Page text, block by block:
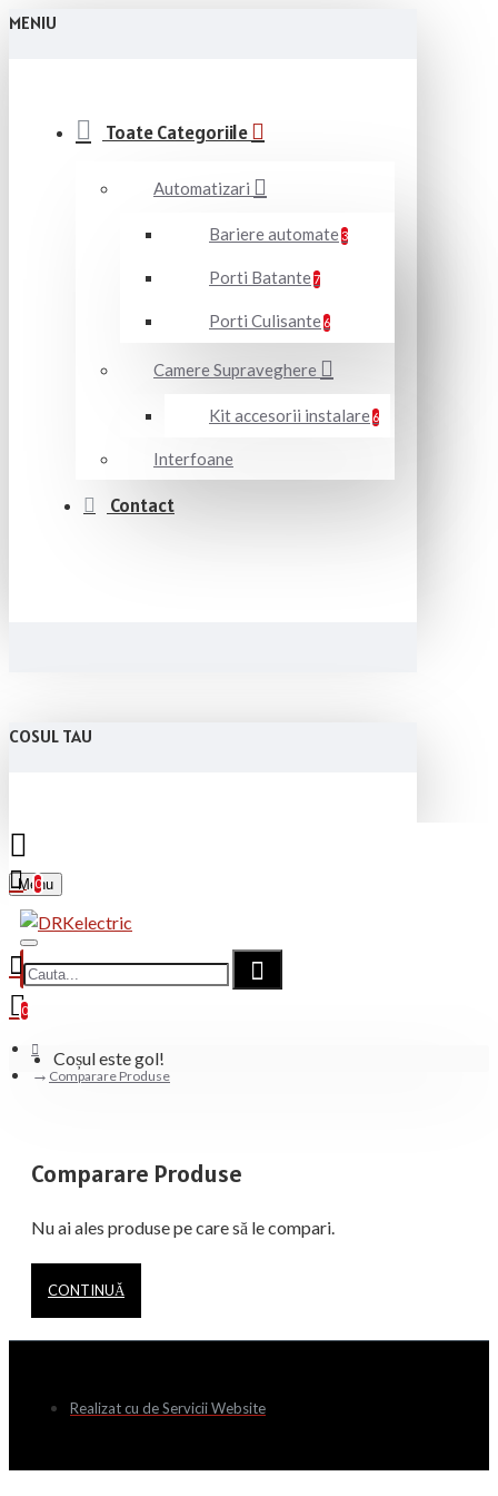
MENIU
Toate Categoriile
Automatizari
Bariere automate3
Porti Batante7
Porti Culisante 6
Camere Supraveghere
Kit accesorii instalare 6
Interfoane
Contact
COSUL TAU
Menu
0
0
Coșul este gol!
Comparare Produse
Comparare Produse
Nu ai ales produse pe care să le compari.
CONTINUĂ
Realizat cu de Servicii Website